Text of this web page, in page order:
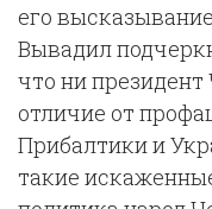
его
Вывадил
что ни президент
отличие от
Прибалтики и
такие